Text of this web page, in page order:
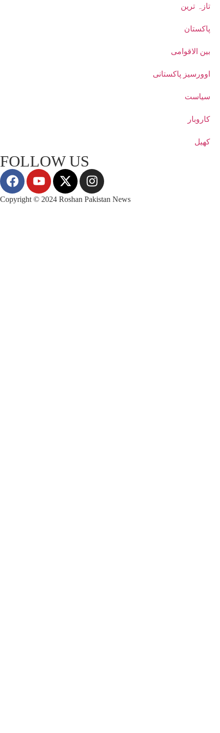
تازہ ترین
پاکستان
بین الاقوامی
اوورسیز پاکستانی
سیاست
کاروبار
کھیل
FOLLOW US
Copyright © 2024 Roshan Pakistan News